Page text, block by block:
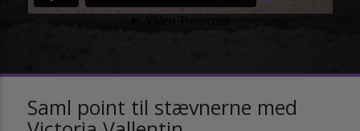
Saml point til stævnerne med